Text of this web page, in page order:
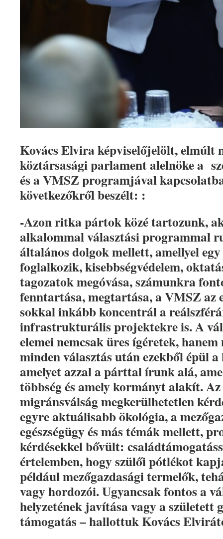
Kovács Elvira képviselőjelölt, elmúlt
köztársasági parlament alelnöke a
és a VMSZ programjával
következőkről beszélt: :
-Azon ritka pártok közé tartozunk,
alkalommal választási programmal
általános dolgok mellett, amellyel
foglalkozik, kisebbségvédelem,
tagozatok megóvása, számunkra
fenntartása, megtartása, a VMSZ az
sokkal inkább koncentrál a
infrastrukturális projektekre is. A
elemei nemcsak üres ígéretek,
minden választás után ezekből épül a
amelyet azzal a párttal írunk alá,
többség és amely kormányt alakít.
migránsválság megkerülhetetlen
egyre aktuálisabb ökológia, a
egészségügy és más témák mellett,
kérdésekkel bővült:
értelemben, hogy szülői pótlékot
például mezőgazdasági termelők,
vagy hordozói. Ugyancsak fontos a
helyzetének javítása vagy a született
támogatás – hallottuk Kovács